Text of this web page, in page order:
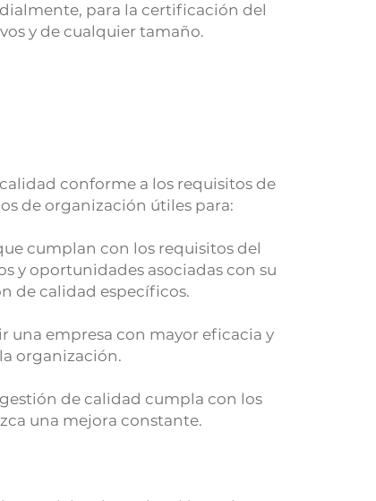
para la certificación del
y de cualquier tamaño.
conforme a los requisitos de
de organización útiles para:
cumplan con los requisitos del
y oportunidades asociadas con su
de calidad específicos.
una empresa con mayor eficacia y
organización.
de calidad cumpla con los
una mejora constante.